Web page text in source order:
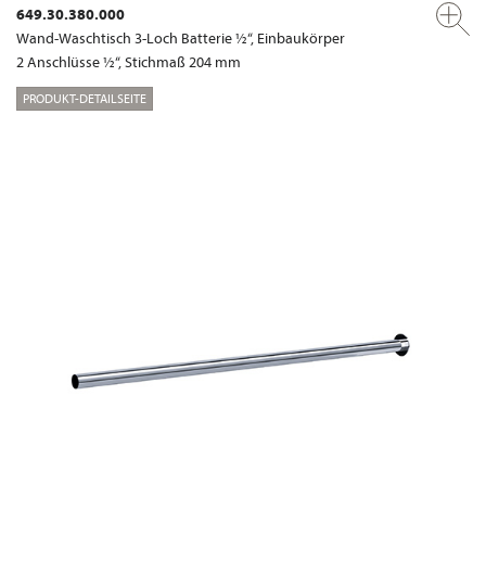
649.30.380.000
Wand-Waschtisch 3-Loch Batterie ½“, Einbaukörper
2 Anschlüsse ½“, Stichmaß 204 mm
PRODUKT-DETAILSEITE